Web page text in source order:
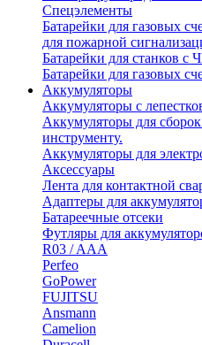
Спецэлементы
Батарейки для газовых
для пожарной
Батарейки для станков с
Батарейки для газовых
Аккумуляторы
Аккумуляторы с
Аккумуляторы для
инструменту.
Аккумуляторы для
Аксессуары
Лента для контактной
Адаптеры для
Батареечные отсеки
Футляры для
R03 / AAA
Perfeo
GoPower
FUJITSU
Ansmann
Camelion